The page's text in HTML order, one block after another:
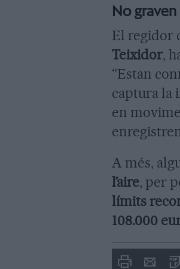
No graven
El regidor
Teixidor,
“Estan
captura la
en
A més,
l’aire, per
límits
108.000
Envia